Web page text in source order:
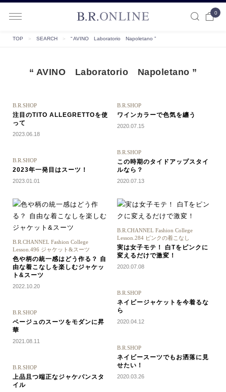
0
TOP ＞ SEARCH ＞ “ AVINO Laboratorio Napoletano ”
“ AVINO Laboratorio Napoletano ”
B.R.SHOP
注目のTITO ALLEGRETTOを使
って
2023.06.18
B.R.SHOP
2023年一発目はスーツ！
2023.01.01
B.R.CHANNEL Fashion College
Lesson.496 ジャケット&スーツ
色や柄の統一感はどう作る？ 自
由な着こなしを楽しむジャケッ
ト&スーツ
2022.10.20
B.R.SHOP
ベージュのスーツをモダンに昇
華
2021.08.11
B.R.SHOP
上品且つ端正なジャケパンスタ
イル
B.R.SHOP
ワインカラーで色気を纏う
2020.07.15
B.R.SHOP
この時期のタイドアップスタイ
ルなら？
2020.07.13
B.R.CHANNEL Fashion College
Lesson.284 ピンクの着こなし
実は女子モテ！ 白Tをピンクに
変えるだけで激変！
2020.07.08
B.R.SHOP
ネイビージャケットを今着るな
ら
2020.04.12
B.R.SHOP
ネイビースーツでもお洒落に見
せたい！
2020.03.26